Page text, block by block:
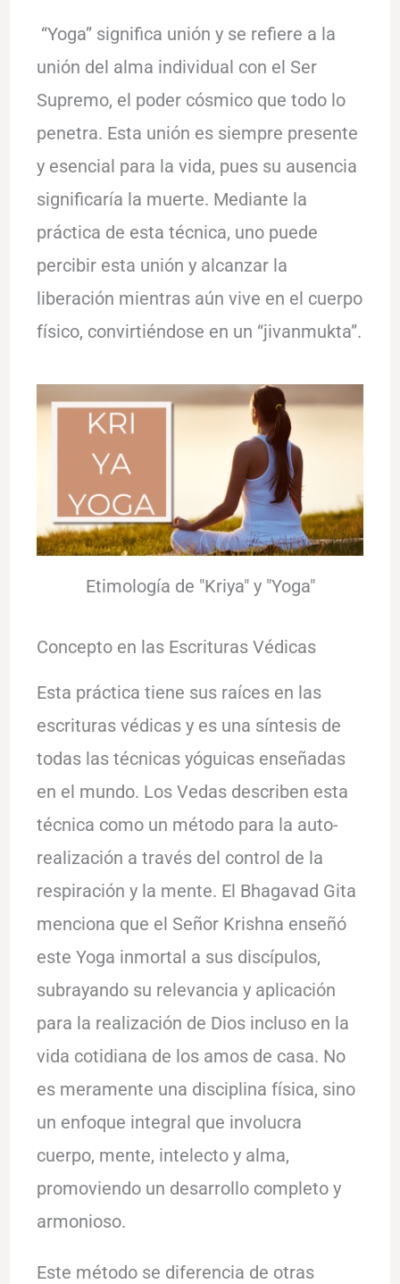
“Yoga” significa unión y se refiere a la
unión del alma individual con el Ser
Supremo, el poder cósmico que todo lo
penetra. Esta unión es siempre presente
y esencial para la vida, pues su ausencia
significaría la muerte. Mediante la
práctica de esta técnica, uno puede
percibir esta unión y alcanzar la
liberación mientras aún vive en el cuerpo
físico, convirtiéndose en un “jivanmukta”.
Etimología de "Kriya" y "Yoga"
Concepto en las Escrituras Védicas
Esta práctica tiene sus raíces en las
escrituras védicas y es una síntesis de
todas las técnicas yóguicas enseñadas
en el mundo. Los Vedas describen esta
técnica como un método para la auto-
realización a través del control de la
respiración y la mente. El Bhagavad Gita
menciona que el Señor Krishna enseñó
este Yoga inmortal a sus discípulos,
subrayando su relevancia y aplicación
para la realización de Dios incluso en la
vida cotidiana de los amos de casa. No
es meramente una disciplina física, sino
un enfoque integral que involucra
cuerpo, mente, intelecto y alma,
promoviendo un desarrollo completo y
armonioso.
Este método se diferencia de otras